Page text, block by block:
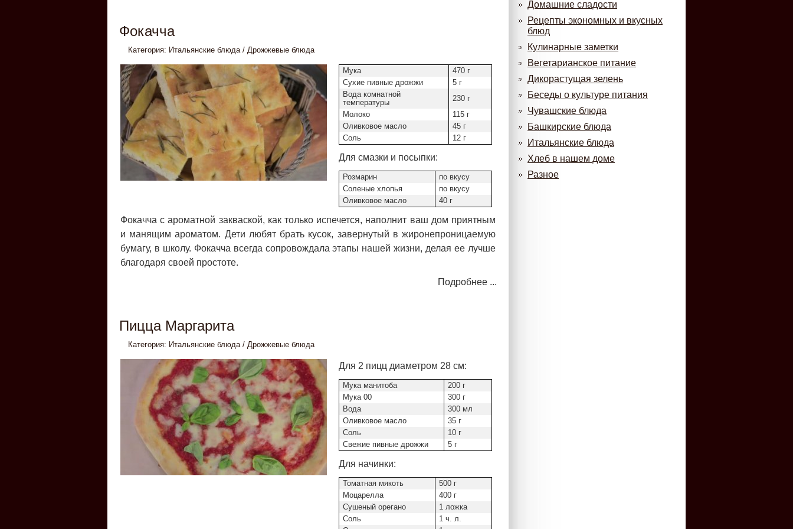
Фокачча
Категория: Итальянские блюда/ Дрожжевые блюда
Мука
470 г
Сухие пивные дрожжи
5 г
Вода комнатной
температуры
230 г
Молоко
115 г
Оливковое масло
45 г
Соль
12 г
Для смазки и посыпки:
Розмарин
по вкусу
Соленые хлопья
по вкусу
Оливковое масло
40 г
Фокачча с ароматной закваской, как только испечется, наполнит ваш дом приятным
и манящим ароматом. Дети любят брать кусок, завернутый в жиронепроницаемую
бумагу, в школу. Фокачча всегда сопровождала этапы нашей жизни, делая ее лучше
благодаря своей простоте.
Подробнее ...
Пицца Маргарита
Категория: Итальянские блюда/ Дрожжевые блюда
Для 2 пицц диаметром 28 см:
Мука манитоба
200 г
Мука 00
300 г
Вода
300 мл
Оливковое масло
35 г
Соль
10 г
Свежие пивные дрожжи
5 г
Для начинки:
Томатная мякоть
500 г
Моцарелла
400 г
Сушеный орегано
1 ложка
Соль
1 ч. л.
Домашние сладости
Рецепты экономных и вкусных
блюд
Кулинарные заметки
Вегетарианское питание
Дикорастущая зелень
Беседы о культуре питания
Чувашские блюда
Башкирские блюда
Итальянские блюда
Хлеб в нашем доме
Разное